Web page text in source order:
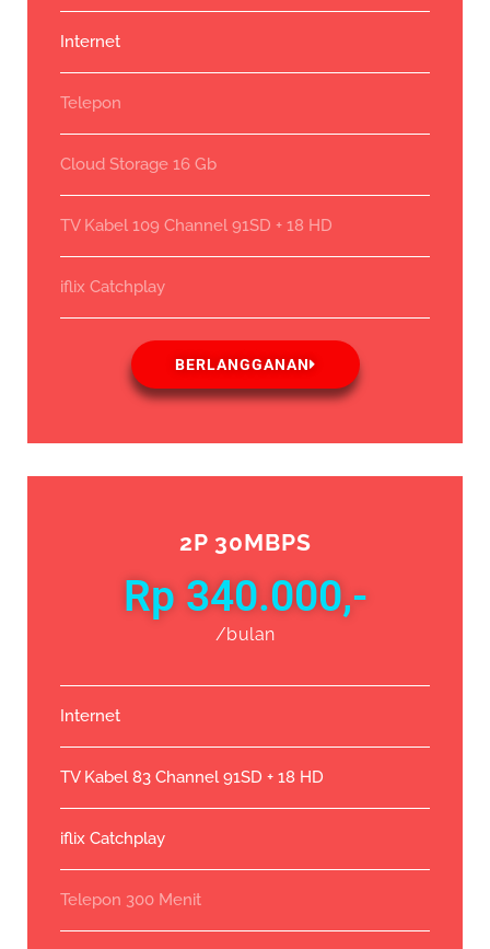
Internet
Telepon
Cloud Storage 16 Gb
TV Kabel 109 Channel 91SD + 18 HD
iflix Catchplay
BERLANGGANAN
2P 30MBPS
Rp 340.000,-
/bulan
Internet
TV Kabel 83 Channel 91SD + 18 HD
iflix Catchplay
Telepon 300 Menit